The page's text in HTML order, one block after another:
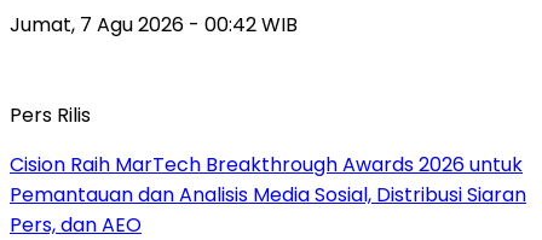
Jumat, 7 Agu 2026 - 00:42 WIB
Pers Rilis
Cision Raih MarTech Breakthrough Awards 2026 untuk
Pemantauan dan Analisis Media Sosial, Distribusi Siaran
Pers, dan AEO